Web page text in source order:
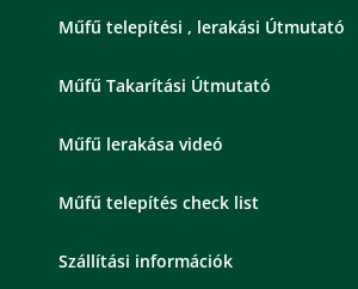
Műfű telepítési , lerakási Útmutató
Műfű Takarítási Útmutató
Műfű lerakása videó
Műfű telepítés check list
Szállítási információk